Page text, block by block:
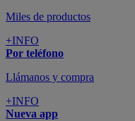
Miles de productos
+INFO
Por teléfono
Llámanos y compra
+INFO
Nueva app